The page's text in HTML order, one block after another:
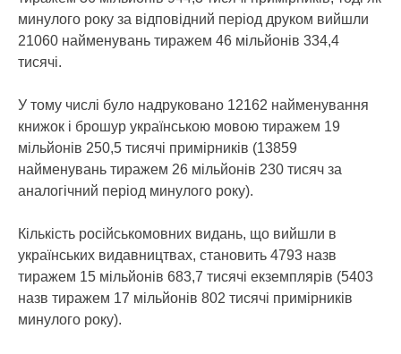
минулого року за відповідний період друком вийшли
21060 найменувань тиражем 46 мільйонів 334,4
тисячі.
У тому числі було надруковано 12162 найменування
книжок і брошур українською мовою тиражем 19
мільйонів 250,5 тисячі примірників (13859
найменувань тиражем 26 мільйонів 230 тисяч за
аналогічний період минулого року).
Кількість російськомовних видань, що вийшли в
українських видавництвах, становить 4793 назв
тиражем 15 мільйонів 683,7 тисячі екземплярів (5403
назв тиражем 17 мільйонів 802 тисячі примірників
минулого року).